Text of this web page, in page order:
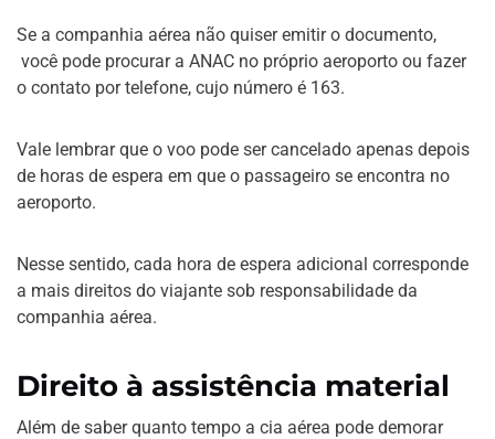
Se a companhia aérea não quiser emitir o documento,
você pode procurar a ANAC no próprio aeroporto ou fazer
o contato por telefone, cujo número é 163.
Vale lembrar que o voo pode ser cancelado apenas depois
de horas de espera em que o passageiro se encontra no
aeroporto.
Nesse sentido, cada hora de espera adicional corresponde
a mais direitos do viajante sob responsabilidade da
companhia aérea.
Direito à assistência material
Além de saber quanto tempo a cia aérea pode demorar